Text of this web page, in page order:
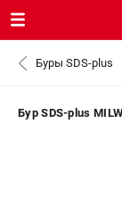
САНКТ-
0 ₽
Буры SDS-plus
Бур SDS-plus